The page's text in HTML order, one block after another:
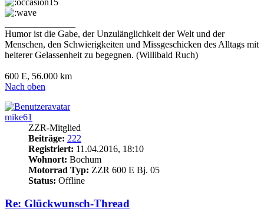
Humor ist die Gabe, der Unzulänglichkeit der Welt und der
Menschen, den Schwierigkeiten und Missgeschicken des Alltags mit
heiterer Gelassenheit zu begegnen. (Willibald Ruch)
600 E, 56.000 km
Nach oben
mike61
ZZR-Mitglied
Beiträge: 222
Registriert: 11.04.2016, 18:10
Wohnort: Bochum
Motorrad Typ: ZZR 600 E Bj. 05
Status: Offline
Re: Glückwunsch-Thread